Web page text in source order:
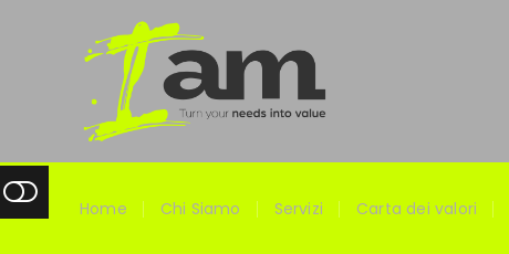
Home Chi Siamo Servizi Carta dei valori